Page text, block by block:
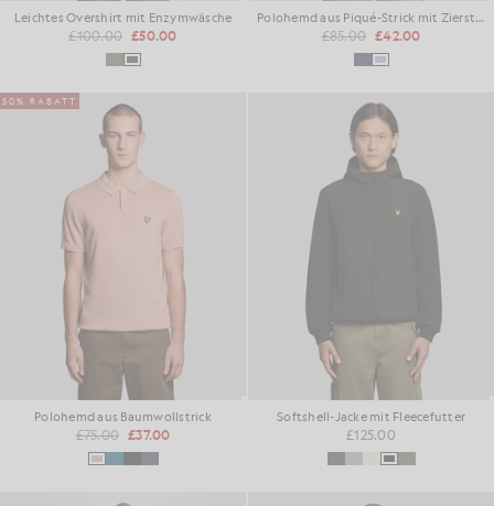
Leichtes Overshirt mit Enzymwäsche
£100.00 £50.00
Polohemd aus Piqué-Strick mit Zierstreifen
£85.00 £42.00
50% RABATT
Polohemd aus Baumwollstrick
£75.00 £37.00
Softshell-Jacke mit Fleecefutter
£125.00